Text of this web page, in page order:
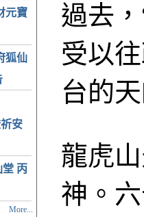
元寶
狐仙
安
堂 丙
More...
過去
受以
台的
龍虎
神。